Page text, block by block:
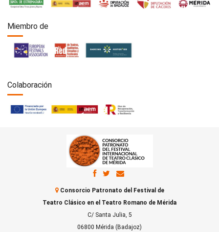
Miembro de
Colaboración
Consorcio Patronato del Festival de
Teatro Clásico en el Teatro Romano de Mérida
C/ Santa Julia, 5
06800 Mérida (Badajoz)